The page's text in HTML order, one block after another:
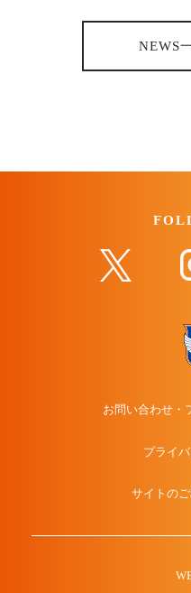
NEWS
お問い合わせ・
プライ
サイトの